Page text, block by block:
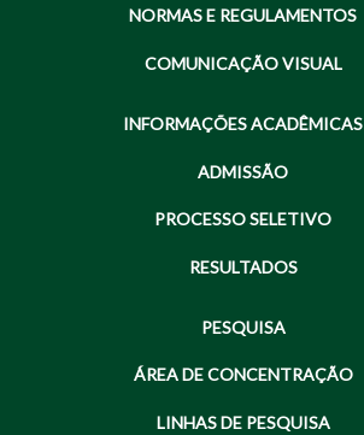
NORMAS E REGULAMENTOS
COMUNICAÇÃO VISUAL
INFORMAÇÕES ACADÊMICAS
ADMISSÃO
PROCESSO SELETIVO
RESULTADOS
PESQUISA
ÁREA DE CONCENTRAÇÃO
LINHAS DE PESQUISA